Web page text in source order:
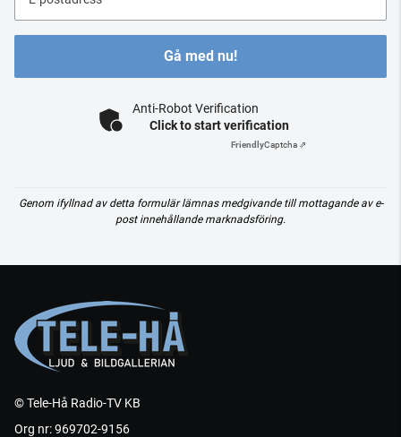
Gå med nu!
Anti-Robot Verification
Click to start verification
FriendlyCaptcha ⇗
Genom ifyllnad av detta formulär lämnas medgivande till mottagande av e-
post innehållande marknadsföring.
© Tele-Hå Radio-TV KB
Org nr: 969702-9156